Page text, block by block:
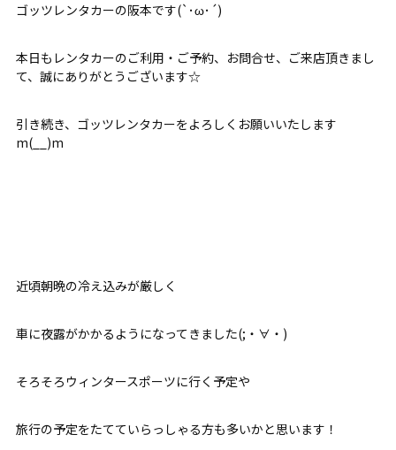
ゴッツレンタカーの阪本です(`･ω･´)
本日もレンタカーのご利用・ご予約、お問合せ、ご来店頂きまし
て、誠にありがとうございます☆
引き続き、ゴッツレンタカーをよろしくお願いいたします
m(__)m
近頃朝晩の冷え込みが厳しく
車に夜露がかかるようになってきました(;・∀・)
そろそろウィンタースポーツに行く予定や
旅行の予定をたてていらっしゃる方も多いかと思います！